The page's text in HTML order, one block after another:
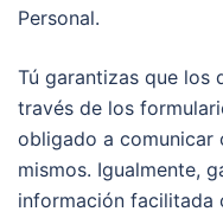
Personal.
Tú garantizas que los
través de los
obligado a comunicar
mismos. Igualmente,
información facilitada